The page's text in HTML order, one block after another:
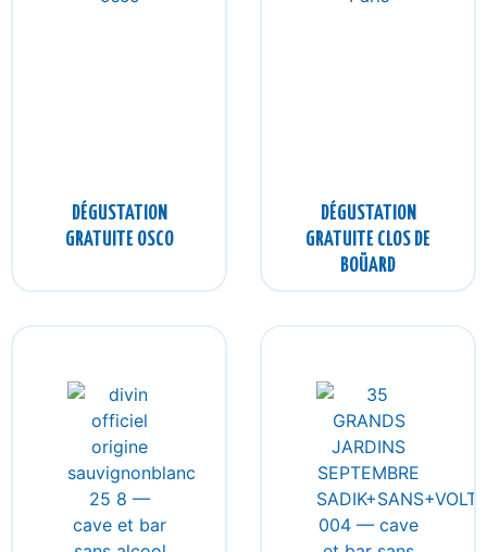
DÉGUSTATION
GRATUITE OSCO
DÉGUSTATION
GRATUITE CLOS DE
BOÜARD